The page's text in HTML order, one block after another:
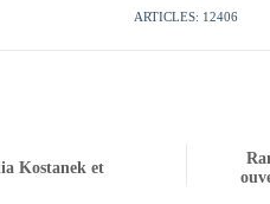
ARTICLES: 12406
Kostanek et